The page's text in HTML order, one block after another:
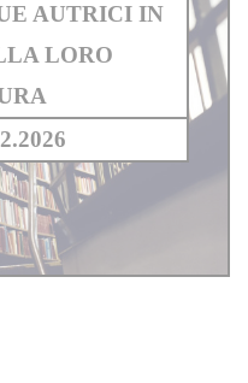
AUTRICI IN
LORO